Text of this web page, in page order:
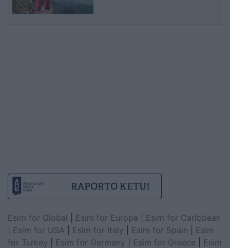
Esim for Global Esim for Europe
Esim for Caribbean
Esim for USA Esim for Italy Esim for Spain
Esim
for Turkey
Esim for Germany Esim for Greece
Esim